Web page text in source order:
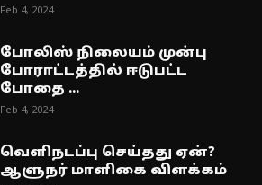
Feb 4, 2024
போலிஸ் நிலையம் முன்பு
போராட்டத்தில் ஈடுபட்ட
போதை ...
Feb 4, 2024
வெளிநடப்பு செய்தது ஏன்?
ஆளுநர் மாளிகை விளக்கம்